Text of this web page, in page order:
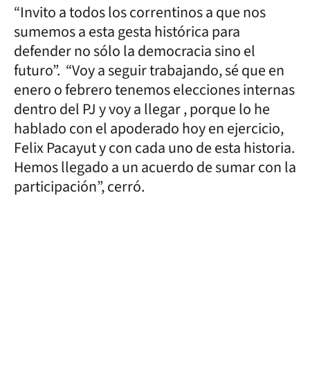
“Invito a todos los correntinos a que nos
sumemos a esta gesta histórica para
defender no sólo la democracia sino el
futuro”. “Voy a seguir trabajando, sé que en
enero o febrero tenemos elecciones internas
dentro del PJ y voy a llegar , porque lo he
hablado con el apoderado hoy en ejercicio,
Felix Pacayut y con cada uno de esta historia.
Hemos llegado a un acuerdo de sumar con la
participación”, cerró.